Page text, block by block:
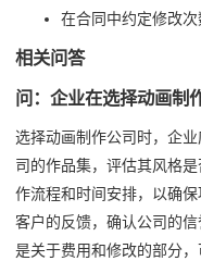
在合同中约定修改次
相关问答
问：企业在选择动画制
选择动画制作公司时，企
司的作品集，评估其风格
作流程和时间安排，以确
客户的反馈，确认公司的
是关于费用和修改的部分，